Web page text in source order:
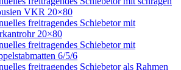
VKR 20×80
freitragendes Schiebetor mit
20×80
freitragendes Schiebetor mit
6/5/6
freitragendes Schiebetor als Rahmen